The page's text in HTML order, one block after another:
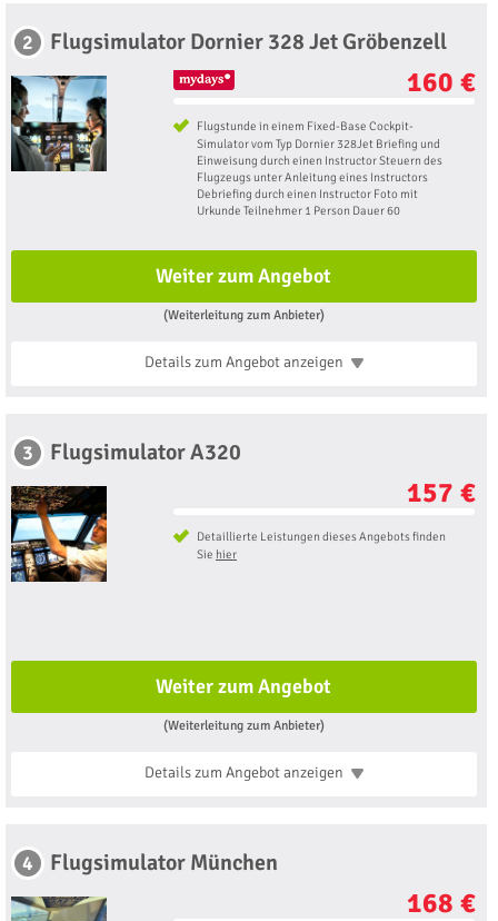
2 Flugsimulator Dornier 328 Jet Gröbenzell
160 €
Flugstunde in einem Fixed-Base Cockpit-
Simulator vom Typ Dornier 328Jet Briefing und
Einweisung durch einen Instructor Steuern des
Flugzeugs unter Anleitung eines Instructors
Debriefing durch einen Instructor Foto mit
Urkunde Teilnehmer 1 Person Dauer 60
Weiter zum Angebot
(Weiterleitung zum Anbieter)
Details zum Angebotanzeigen
3 Flugsimulator A320
157 €
Detaillierte Leistungen dieses Angebots finden
Sie hier
Weiter zum Angebot
(Weiterleitung zum Anbieter)
Details zum Angebotanzeigen
4 Flugsimulator München
168 €